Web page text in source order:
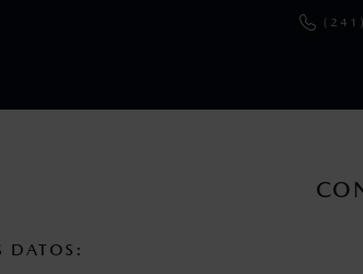
DATOS:
sin previo aviso, no incluyen: